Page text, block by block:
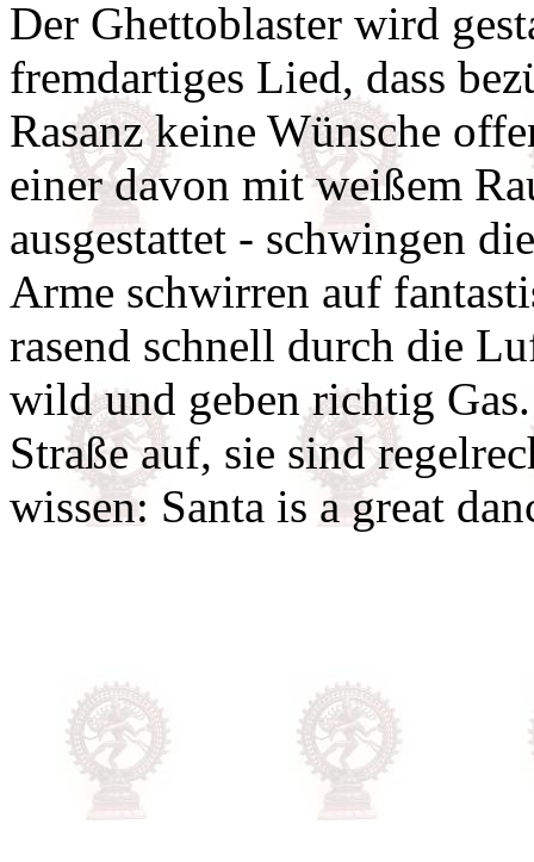
Der Ghettoblaster wird
fremdartiges Lied, dass
Rasanz keine Wünsche
einer davon mit weißem
ausgestattet - schwingen
Arme schwirren auf
rasend schnell durch die
wild und geben richtig
Straße auf, sie sind
wissen: Santa is a great